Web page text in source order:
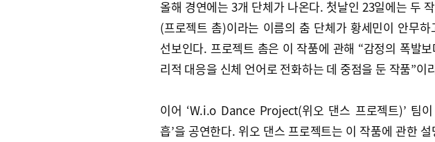
올해 경연에는 3개 단체가 나온다. 첫날인 23일에는 두
(프로젝트 촘)이라는 이름의 춤 단체가 황세민이 안무하
선보인다. 프로젝트 촘은 이 작품에 관해 “감정의 폭발
리적 대응을 신체 언어로 전화하는 데 중점을 둔 작품”이
이어 ‘W.i.o Dance Project(위오 댄스 프로젝트)’ 팀
흡’을 공연한다. 위오 댄스 프로젝트는 이 작품에 관한